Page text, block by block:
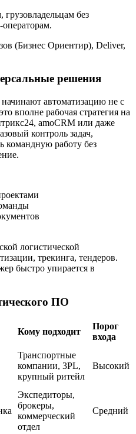
грузовладельцам без
операторам.
(Бизнес Ориентир), Deliver,
решения
автоматизацию не с
вполне рабочая стратегия на
amoCRM или даже
контроль задач,
командную работу без
логистической
трекинга, тендеров.
быстро упирается в
ПО
Кому подходит
Порог
входа
Транспортные
компании, 3PL,
крупный ритейл
Высокий
Экспедиторы,
брокеры,
коммерческий
отдел
Средний